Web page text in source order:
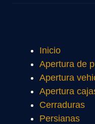
Inicio
Apertura de
Apertura
Apertura
Cerraduras
Persianas